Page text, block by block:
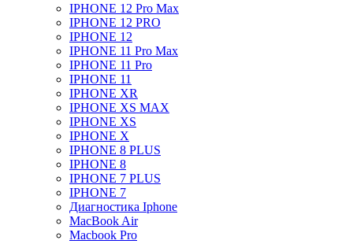
IPHONE 12 Pro Max
IPHONE 12 PRO
IPHONE 12
IPHONE 11 Pro Max
IPHONE 11 Pro
IPHONE 11
IPHONE XR
IPHONE XS MAX
IPHONE XS
IPHONE X
IPHONE 8 PLUS
IPHONE 8
IPHONE 7 PLUS
IPHONE 7
Диагностика Iphone
MacBook Air
Macbook Pro